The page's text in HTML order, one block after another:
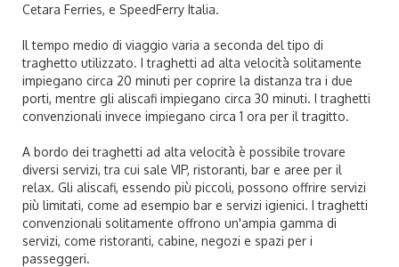
Cetara Ferries, e SpeedFerry Italia.
Il tempo medio di viaggio varia a seconda del tipo di
traghetto utilizzato. I traghetti ad alta velocità solitamente
impiegano circa 20 minuti per coprire la distanza tra i due
porti, mentre gli aliscafi impiegano circa 30 minuti. I traghetti
convenzionali invece impiegano circa 1 ora per il tragitto.
A bordo dei traghetti ad alta velocità è possibile trovare
diversi servizi, tra cui sale VIP, ristoranti, bar e aree per il
relax. Gli aliscafi, essendo più piccoli, possono offrire servizi
più limitati, come ad esempio bar e servizi igienici. I traghetti
convenzionali solitamente offrono un'ampia gamma di
servizi, come ristoranti, cabine, negozi e spazi per i
passeggeri.